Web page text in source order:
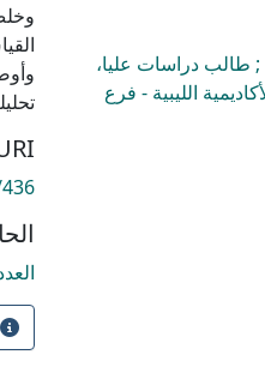
دراسات عليا،
الليبية - فرع